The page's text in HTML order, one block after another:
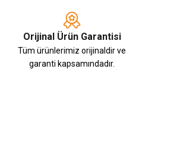
Orijinal Ürün Garantisi
Tüm ürünlerimiz orijinaldir ve
garanti kapsamındadır.